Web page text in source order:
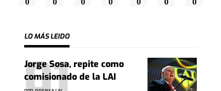
LO MÁS LEIDO
Jorge Sosa, repite como
comisionado de la LAI